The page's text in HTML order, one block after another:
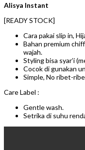
Alisya Instant
[READY STOCK]
Cara pakai slip in,
Bahan premium
wajah.
Styling bisa syar’i
Cocok di gunakan
Simple, No ribet-
Care Label :
Gentle wash.
Setrika di suhu